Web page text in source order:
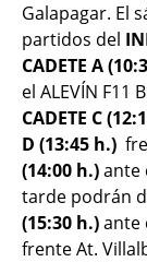
Galapagar. El
partidos del
CADETE A
el ALEVÍN F11 B
CADETE C (12
D (13:45 h.)
(14:00 h.)ante
tarde podrán
(15:30 h.)ante
frente At.